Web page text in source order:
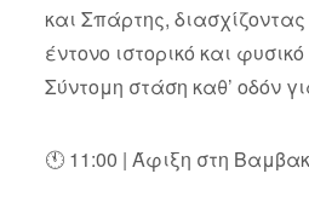
και Σπάρτης,
έντονο ιστορικό και
Σύντομη στάση καθ’ οδόν
🕚 11:00 | Άφιξη στη